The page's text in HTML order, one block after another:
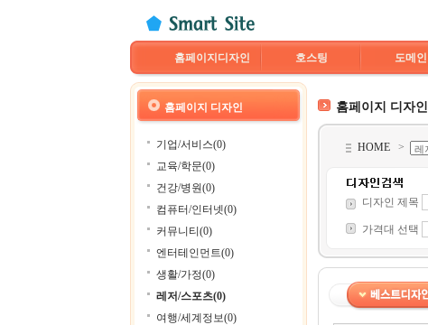
홈페이지디자인 호스팅 도메인
홈페이지 디자인
기업/서비스(0)
교육/학문(0)
건강/병원(0)
컴퓨터/인터넷(0)
커뮤니티(0)
엔터테인먼트(0)
생활/가정(0)
레저/스포츠(0)
여행/세계정보(0)
홈페이지 디자인
HOME >
디자인 제목
가격대 선택